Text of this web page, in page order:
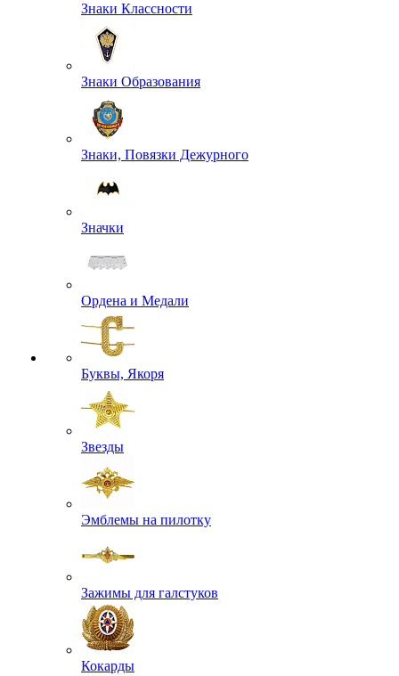
Знаки Классности
Знаки Образования
Знаки, Повязки Дежурного
Значки
Ордена и Медали
Буквы, Якоря
Звезды
Эмблемы на пилотку
Зажимы для галстуков
Кокарды